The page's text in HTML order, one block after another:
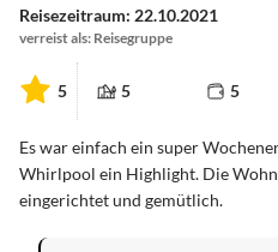
Reisezeitraum: 22.10.2021
verreist als: Reisegruppe
5 5 5
Es war einfach ein super
Whirlpool ein Highlight. Die
eingerichtet und gemütlich.